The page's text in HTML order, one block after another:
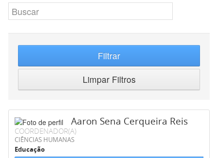
Filtrar
Limpar Filtros
Aaron Sena Cerqueira Reis
COORDENADOR(A)
CIÊNCIAS HUMANAS
Educação